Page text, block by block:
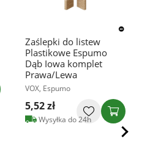
Zaślepki do listew
Plastikowe Espumo
Dąb Iowa komplet
Prawa/Lewa
VOX, Espumo
5,52 zł
Wysyłka do 24h